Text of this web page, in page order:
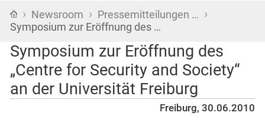
Startseite
› Newsroom › Pressemitteilungen … ›
Symposium zur Eröffnung des …
Symposium zur Eröffnung des
„Centre for Security and Society“
an der Universität Freiburg
Freiburg, 30.06.2010